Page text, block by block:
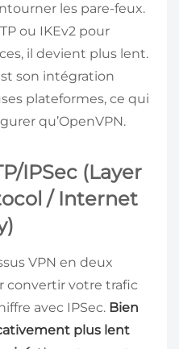
les pare-feux.
ou IKEv2 pour
il devient plus lent.
son intégration
plateformes, ce qui
qu’OpenVPN.
IPSec (Layer
/ Internet
VPN en deux
convertir votre trafic
avec IPSec. Bien
plus lent